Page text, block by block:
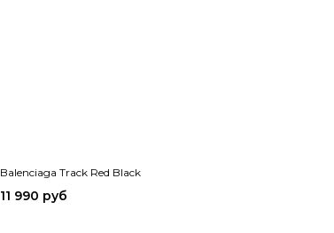
Balenciaga Track Red Black
11 990 руб